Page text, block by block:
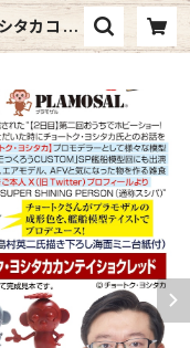
タカコラ
ショップ